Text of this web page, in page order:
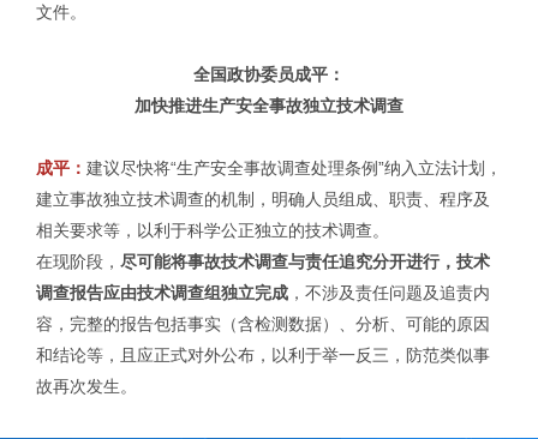
文件。
全国政协委员成平：
加快推进生产安全事故独立技术调查
成平： 建议尽快将“生产安全事故调查处理条例”纳入立法计划，
建立事故独立技术调查的机制，明确人员组成、职责、程序及
相关要求等，以利于科学公正独立的技术调查。
在现阶段， 尽可能将事故技术调查与责任追究分开进行，技术
调查报告应由技术调查组独立完成 ，不涉及责任问题及追责内
容，完整的报告包括事实（含检测数据）、分析、可能的原因
和结论等，且应正式对外公布，以利于举一反三，防范类似事
故再次发生。